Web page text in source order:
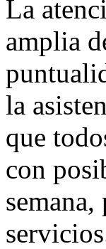
La
amplia
la
que
con